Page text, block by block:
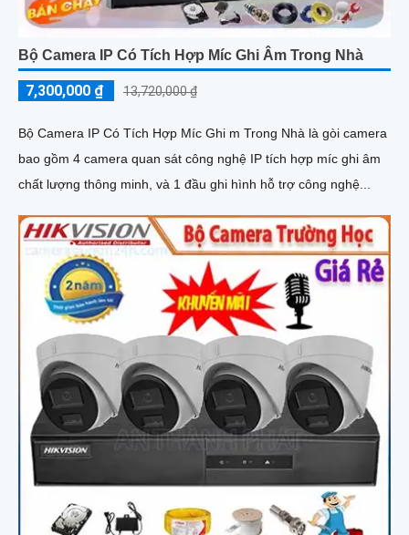
Bộ Camera IP Có Tích Hợp Míc Ghi Âm Trong Nhà
7,300,000 ₫ 13,720,000 ₫
Bộ Camera IP Có Tích Hợp Míc Ghi m Trong Nhà là gòi camera
bao gồm 4 camera quan sát công nghệ IP tích hợp míc ghi âm
chất lượng thông minh, và 1 đầu ghi hình hỗ trợ công nghệ...